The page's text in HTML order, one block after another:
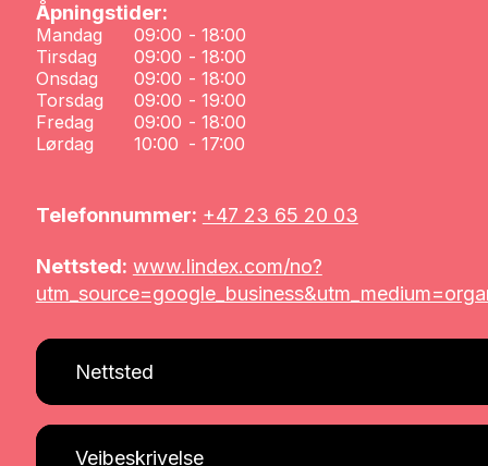
Åpningstider:
Mandag 09:00 - 18:00
Tirsdag
09:00 - 18:00
Onsdag
09:00 - 18:00
Torsdag
09:00 - 19:00
Fredag
09:00 - 18:00
Lørdag
10:00 - 17:00
Telefonnummer: +47 23 65 20 03
Nettsted: www.lindex.com/no?
Nettsted
Veibeskrivelse